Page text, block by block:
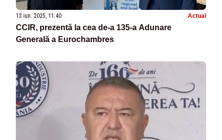
13 iun. 2025, 11:40 Actual
CCIR, prezentă la cea de-a 135-a Adunare